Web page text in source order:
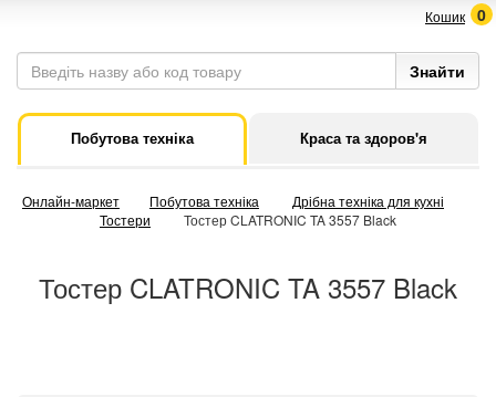
Кошик 0
Побутова техніка Краса та здоров'я
Онлайн-маркет Побутова техніка
Дрібна техніка для кухні
Тостери
Тостер CLATRONIC TA 3557 Black
Тостер CLATRONIC TA 3557 Black